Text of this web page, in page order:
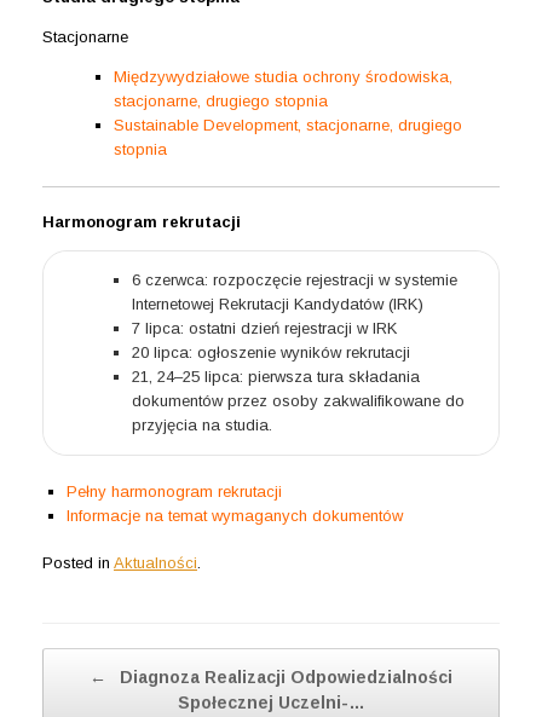
Stacjonarne
Międzywydziałowe studia ochrony środowiska,
stacjonarne, drugiego stopnia
Sustainable Development, stacjonarne, drugiego
stopnia
Harmonogram rekrutacji
6 czerwca: rozpoczęcie rejestracji w systemie
Internetowej Rekrutacji Kandydatów (IRK)
7 lipca: ostatni dzień rejestracji w IRK
20 lipca: ogłoszenie wyników rekrutacji
21, 24–25 lipca: pierwsza tura składania
dokumentów przez osoby zakwalifikowane do
przyjęcia na studia.
Pełny harmonogram rekrutacji
Informacje na temat wymaganych dokumentów
Posted in Aktualności.
←
Diagnoza Realizacji Odpowiedzialności
Społecznej Uczelni-…